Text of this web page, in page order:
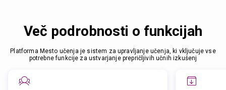
Več podrobnosti o funkcijah
Platforma Mesto učenja je sistem za upravljanje učenja, ki vključuje vse
potrebne funkcije za ustvarjanje prepričljivih učnih izkušenj